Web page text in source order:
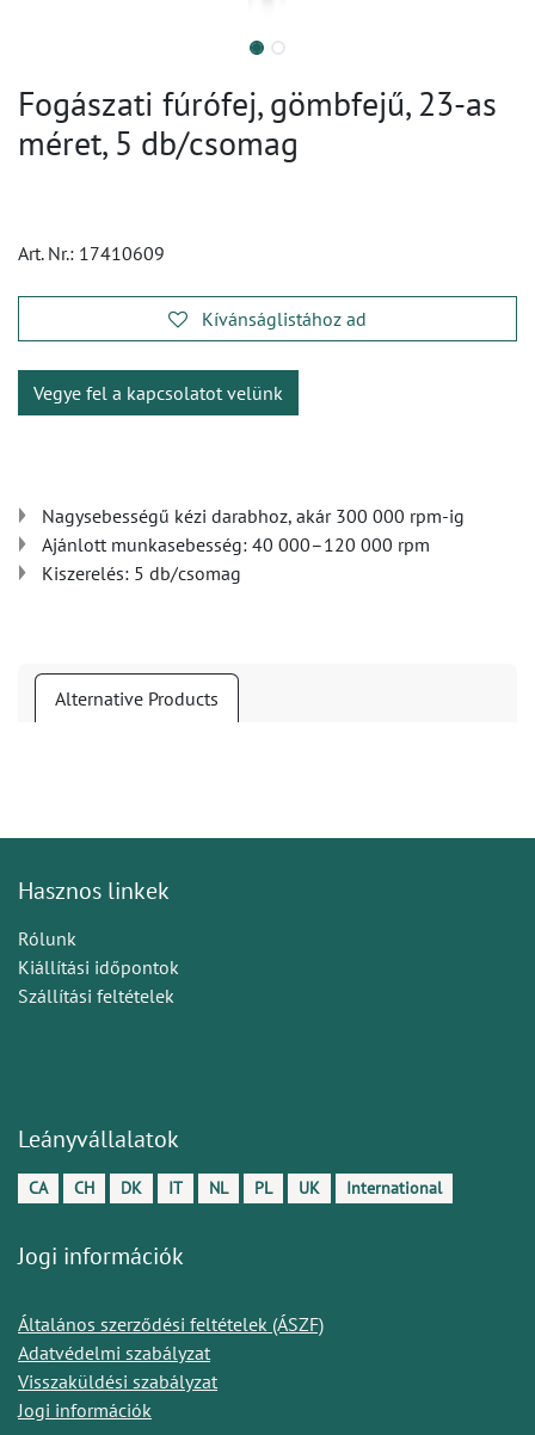
Fogászati fúrófej, gömbfejű, 23-as
méret, 5 db/csomag
Art. Nr.: 17410609
Kívánságlistához ad
Vegye fel a kapcsolatot velünk
Nagysebességű kézi darabhoz, akár 300 000 rpm-ig
Ajánlott munkasebesség: 40 000–120 000 rpm
Kiszerelés: 5 db/csomag
Alternative Products
Hasznos linkek
Rólunk
Kiállítási időpontok
Szállítási feltételek
Leányvállalatok
CA CH DK IT NL PL UK International
Jogi információk
Általános szerződési feltételek (ÁSZF)
Adatvédelmi szabályzat
Visszaküldési szabályzat
Jogi információk